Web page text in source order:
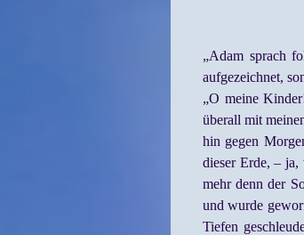
„Adam sprach
aufgezeichnet,
„O meine
überall mit
hin gegen
dieser Erde, – ja,
mehr denn der
und wurde
Tiefen